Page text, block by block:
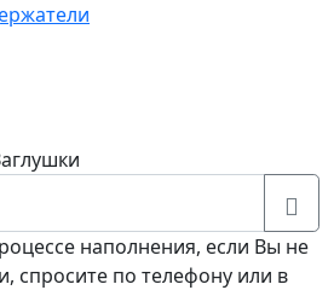
наполнения, если Вы не
спросите по телефону или в